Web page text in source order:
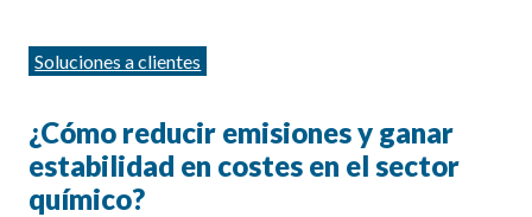
Categorías
Soluciones a clientes
¿Cómo reducir emisiones y ganar
estabilidad en costes en el sector
químico?